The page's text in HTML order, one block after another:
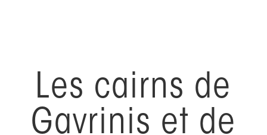
Les cairns de
Gavrinis et de